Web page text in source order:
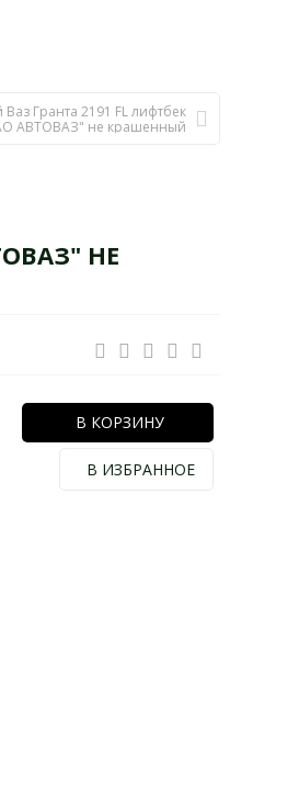
Гранта 2191 FL лифтбек
АВТОВАЗ" не крашенный
НЕ
В КОРЗИНУ
В ИЗБРАННОЕ